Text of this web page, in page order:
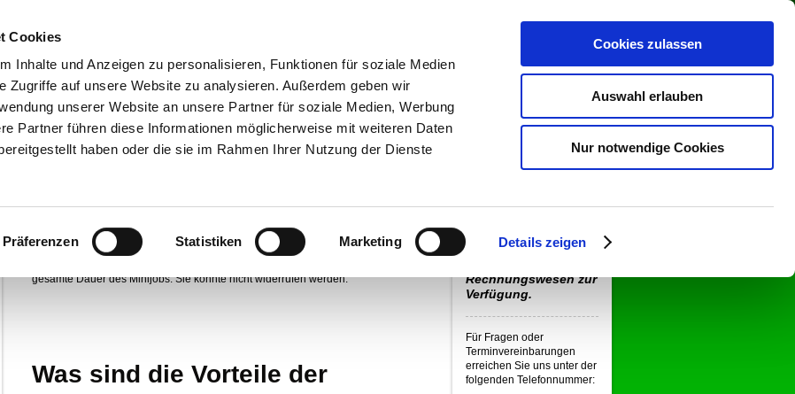
Cookies
Inhalte und Anzeigen zu personalisieren, Funktionen für soziale Medien
Zugriffe auf unsere Website zu analysieren. Außerdem geben wir
unserer Website an unsere Partner für soziale Medien, Werbung
Partner führen diese Informationen möglicherweise mit weiteren Daten
haben oder die sie im Rahmen Ihrer Nutzung der Dienste
Präferenzen Statistiken Marketing Details zeigen
Cookies zulassen
Auswahl erlauben
Nur notwendige Cookies
Minijob und Rentenversicherung
ÄNDERUNG ab 01.07.2026
Minijobberinnen und Minijobber sind grundsätzlich versicherungspflichtig in
Eigenanteil mit 13,6 Prozent höher.
Minijobberinnen und Minijobber können sich auf Antrag von der
Rentenversicherungspflicht befreien lassen. Dann zahlen sie keinen eigenen
gesamte Dauer des Minijobs. Sie konnte nicht widerrufen werden.
Was sind die Vorteile der
Aktuelles
in allen Fragen des
Rechnungswesen zur
Verfügung.
Für Fragen oder
Terminvereinbarungen
erreichen Sie uns unter der
folgenden Telefonnummer: